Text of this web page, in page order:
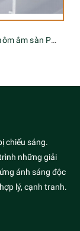
Thanh nhôm âm sàn Profile MGA-558
chiếu sáng.
những giải
ánh sáng độc
lý, cạnh tranh.